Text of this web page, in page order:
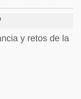
y retos de la